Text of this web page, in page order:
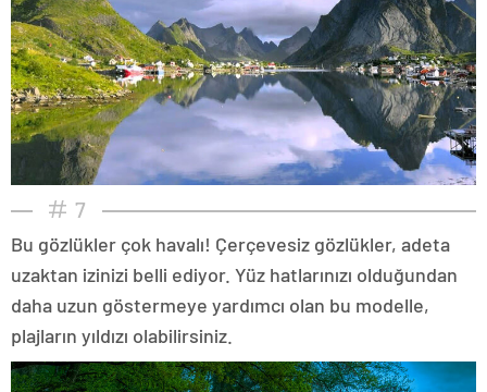
7
Bu gözlükler çok havalı! Çerçevesiz gözlükler, adeta
uzaktan izinizi belli ediyor. Yüz hatlarınızı olduğundan
daha uzun göstermeye yardımcı olan bu modelle,
plajların yıldızı olabilirsiniz.